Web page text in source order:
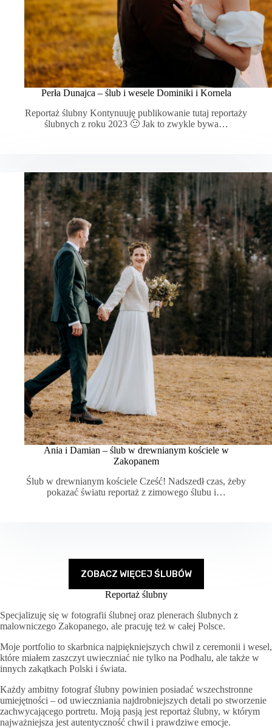
Perła Dunajca – ślub i wesele Dominiki i Kornela
Reportaż ślubny Kontynuuję publikowanie tutaj reportaży
ślubnych z roku 2023 🙂 Jak to zwykle bywa…
Ania i Damian – ślub w drewnianym kościele w
Zakopanem
Ślub w drewnianym kościele Cześć! Nadszedł czas, żeby
pokazać światu reportaż z zimowego ślubu i…
ZOBACZ WIĘCEJ ŚLUBÓW
Reportaż ślubny
Specjalizuję się w fotografii ślubnej oraz plenerach ślubnych z
malowniczego Zakopanego, ale pracuję też w całej Polsce.
Moje portfolio to skarbnica najpiękniejszych chwil z ceremonii i wesel,
które miałem zaszczyt uwieczniać nie tylko na Podhalu, ale także w
innych zakątkach Polski i świata.
Każdy ambitny fotograf ślubny powinien posiadać wszechstronne
umiejętności – od uwieczniania najdrobniejszych detali po stworzenie
zachwycającego portretu. Moją pasją jest reportaż ślubny, w którym
najważniejsza jest autentyczność chwil i prawdziwe emocje.